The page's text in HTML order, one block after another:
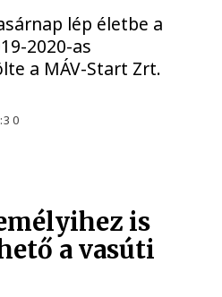
lép életbe a
2020-as
a MÁV-Start Zrt.
is
a vasúti